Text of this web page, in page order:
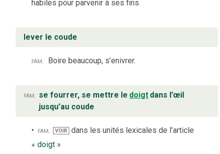
habiles pour parvenir à ses fins.
lever le coude
fam. Boire beaucoup, s’enivrer.
fam. se fourrer, se mettre le doigt dans l’œil
jusqu’au coude
fam. VOIR dans les unités lexicales de l’article
« doigt »